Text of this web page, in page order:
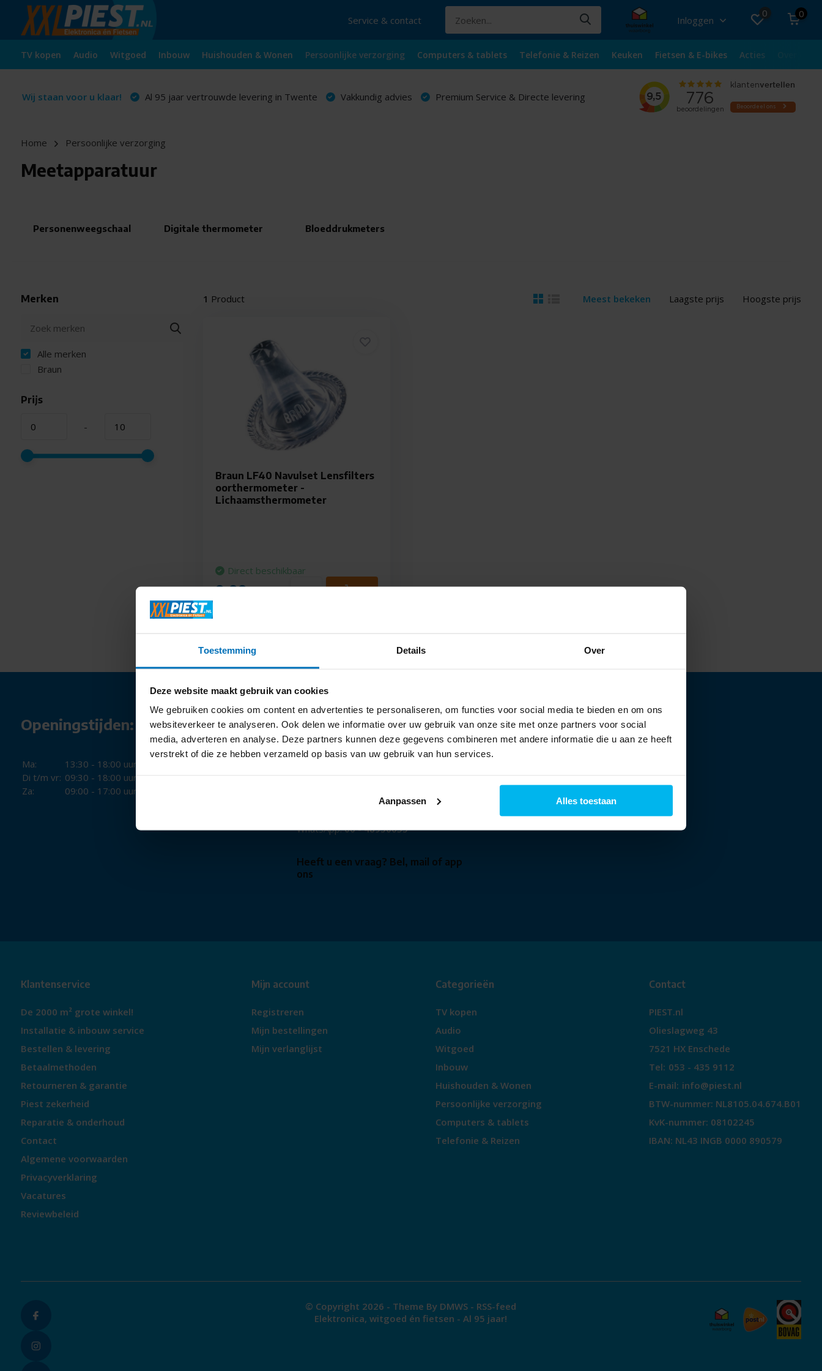
Toestemming Details Over
Deze website maakt gebruik van cookies
We gebruiken cookies om content en advertenties te personaliseren, om functies voor social media te bieden en om ons
websiteverkeer te analyseren. Ook delen we informatie over uw gebruik van onze site met onze partners voor social
media, adverteren en analyse. Deze partners kunnen deze gegevens combineren met andere informatie die u aan ze heeft
verstrekt of die ze hebben verzameld op basis van uw gebruik van hun services.
Aanpassen Alles toestaan
Service & contact Inloggen
0 0
TV kopen Audio Witgoed Inbouw Huishouden & Wonen Persoonlijke verzorging Computers & tablets Telefonie & Reizen Keuken Fietsen & E-bikes Acties
Wij staan voor u klaar! Al 95 jaar vertrouwde levering in Twente Vakkundig advies Premium Service & Directe levering
Home Persoonlijke verzorging
Meetapparatuur
Personenweegschaal Digitale thermometer Bloeddrukmeters
Merken
Alle merken
Braun
Prijs
-
1 Product Meest bekeken Laagste prijs Hoogste prijs
Braun LF40 Navulset Lensfilters
oorthermometer -
Lichaamsthermometer
Direct beschikbaar
9,99
Openingstijden:
Ma:
13:30 - 18:00 uur
Di t/m vr: 09:30 - 18:00 uur
Za:
09:00 - 17:00 uur
Kom voor persoonlijk
advies naar onze winkel!
De koffie staat klaar!
WhatsApp:06 - 48956035
Heeft u een vraag? Bel, mail of app
ons
Klantenservice
De 2000 m² grote winkel!
Installatie & inbouw service
Bestellen & levering
Betaalmethoden
Retourneren & garantie
Piest zekerheid
Reparatie & onderhoud
Contact
Algemene voorwaarden
Privacyverklaring
Vacatures
Reviewbeleid
Mijn account
Registreren
Mijn bestellingen
Mijn verlanglijst
Categorieën
TV kopen
Audio
Witgoed
Inbouw
Huishouden & Wonen
Persoonlijke verzorging
Computers & tablets
Telefonie & Reizen
Contact
PIEST.nl
Olieslagweg 43
7521 HX Enschede
Tel: 053 - 435 9112
E-mail: info@piest.nl
BTW-nummer: NL8105.04.674.B01
KvK-nummer: 08102245
IBAN: NL43 INGB 0000 890579
© Copyright 2026 - Theme By DMWS - RSS-feed
Elektronica, witgoed én fietsen - Al 95 jaar!